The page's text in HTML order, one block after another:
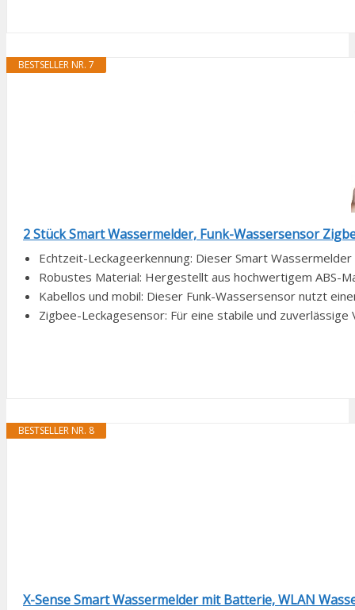
BESTSELLER NR. 7
2 Stück Smart Wassermelder, Funk-Wassersensor
Echtzeit-Leckageerkennung: Dieser Smart
Robustes Material: Hergestellt aus hochwertigem ABS-
Kabellos und mobil: Dieser Funk-Wassersensor nutzt
Zigbee-Leckagesensor: Für eine stabile und
BESTSELLER NR. 8
X-Sense Smart Wassermelder mit Batterie, WLAN